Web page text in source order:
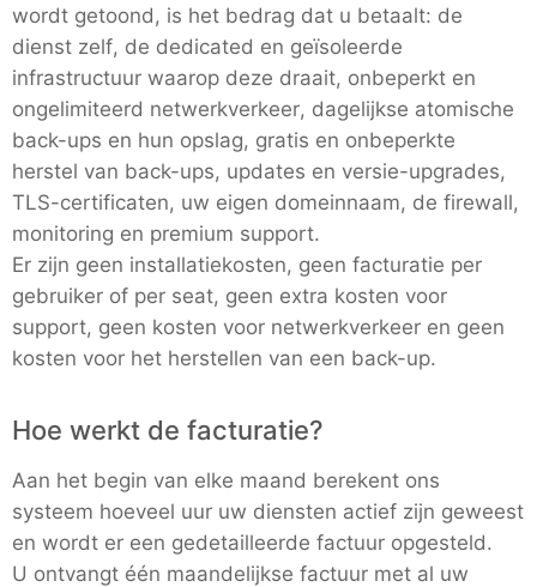
wordt getoond, is het bedrag dat u betaalt: de
dienst zelf, de dedicated en geïsoleerde
infrastructuur waarop deze draait, onbeperkt en
ongelimiteerd netwerkverkeer, dagelijkse atomische
back-ups en hun opslag, gratis en onbeperkte
herstel van back-ups, updates en versie-upgrades,
TLS-certificaten, uw eigen domeinnaam, de firewall,
monitoring en premium support.
Er zijn geen installatiekosten, geen facturatie per
gebruiker of per seat, geen extra kosten voor
support, geen kosten voor netwerkverkeer en geen
kosten voor het herstellen van een back-up.
Hoe werkt de facturatie?
Aan het begin van elke maand berekent ons
systeem hoeveel uur uw diensten actief zijn geweest
en wordt er een gedetailleerde factuur opgesteld.
U ontvangt één maandelijkse factuur met al uw